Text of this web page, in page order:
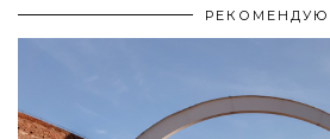
РЕКОМЕНДУЮ